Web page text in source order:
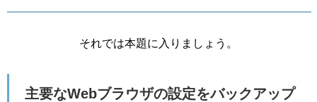
それでは本題に入りましょう。
主要なWebブラウザの設定をバックアップ